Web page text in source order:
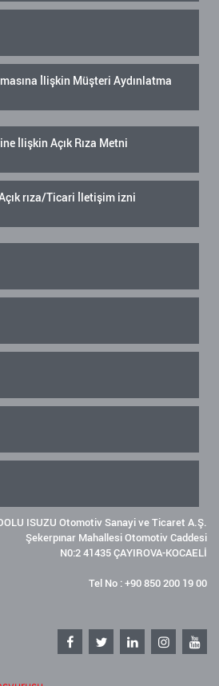
İlişkin Müşteri Aydınlatma
İlişkin Açık Rıza Metni
rıza/Ticari İletişim izni
ISUZU Otomotiv Sanayi ve Ticaret A.Ş.
Şekerpınar Mahallesi Otomotiv Caddesi
N0:2 41435 ÇAYIROVA-KOCAELİ
Tel No : +90 850 200 19 00